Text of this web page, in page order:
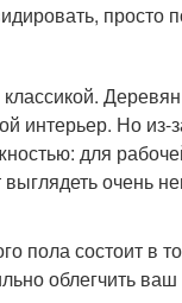
интерьер. Но
для
выглядеть очень
пола состоит
облегчить